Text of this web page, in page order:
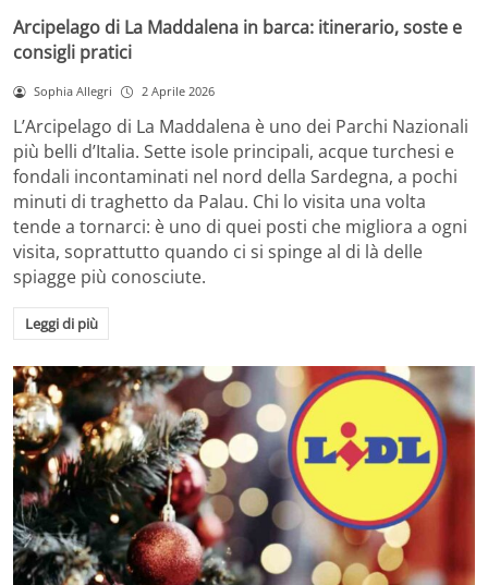
Arcipelago di La Maddalena in barca: itinerario, soste e
consigli pratici
Sophia Allegri 2 Aprile 2026
L’Arcipelago di La Maddalena è uno dei Parchi Nazionali
più belli d’Italia. Sette isole principali, acque turchesi e
fondali incontaminati nel nord della Sardegna, a pochi
minuti di traghetto da Palau. Chi lo visita una volta
tende a tornarci: è uno di quei posti che migliora a ogni
visita, soprattutto quando ci si spinge al di là delle
spiagge più conosciute.
Leggi di più